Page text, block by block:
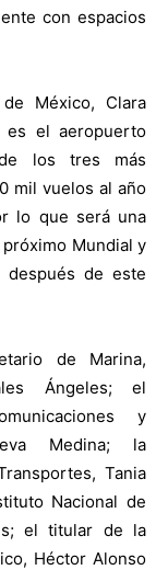
con espacios
México, Clara
es el aeropuerto
los tres más
mil vuelos al año
lo que será una
Mundial y
después de este
de Marina,
Ángeles; el
y
Medina; la
Tania
Nacional de
el titular de la
Héctor Alonso